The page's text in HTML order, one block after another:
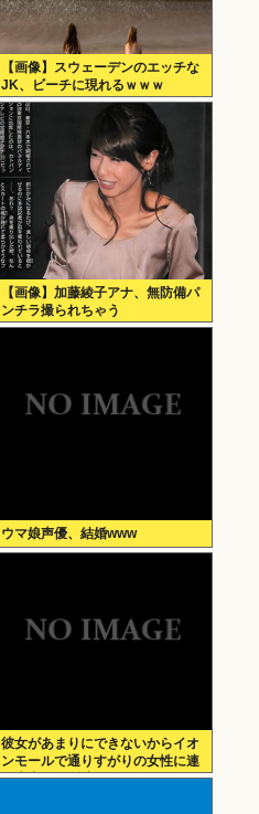
【画像】スウェーデンのエッチな
JK、ビーチに現れるｗｗｗ
【画像】加藤綾子アナ、無防備パ
ンチラ撮られちゃう
ウマ娘声優、結婚www
彼女があまりにできないからイオ
ンモールで通りすがりの女性に連
絡先書いた紙渡すよ